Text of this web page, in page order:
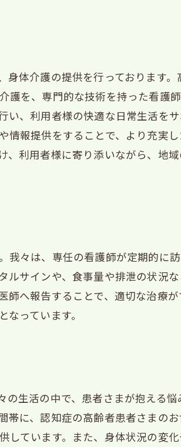
体介護の提供を行っております
護を、専門的な技術を持った看護
、利用者様の快適な日常生活をサ
情報提供をすることで、より充実
、利用者様に寄り添いながら、地
我々は、専任の看護師が定期的に
サインや、食事量や排泄の状況
へ報告することで、適切な治療
っています。
生活の中で、患者さまが抱える悩
に、認知症の高齢者患者さまの
ています。また、身体状況の変